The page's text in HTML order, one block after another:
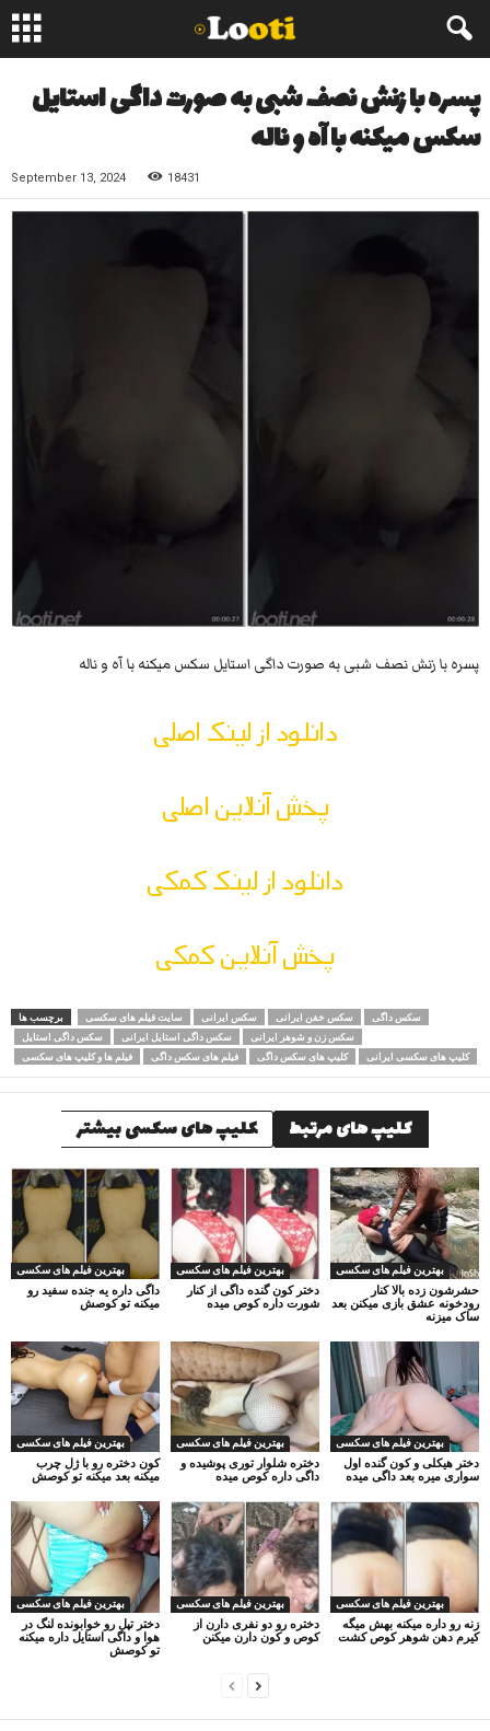
پسره با زنش نصف شبی به صورت داگی استایل
سکس میکنه با آه و ناله
September 13, 2024 18431
پسره با زنش نصف شبی به صورت داگی استایل سکس میکنه با آه و ناله
دانلود از لینک اصلی
پخش آنلاین اصلی
دانلود از لینک کمکی
پخش آنلاین کمکی
برچسب ها سایت فیلم های سکسی سکس ایرانی سکس خفن ایرانی
سکس داگی
سکس داگی استایل
سکس داگی استایل ایرانی
سکس زن و شوهر ایرانی
فیلم ها و کلیپ های سکسی
فیلم های سکس داگی کلیپ های سکس داگی کلیپ های سکسی ایرانی
کلیپ های مرتبط کلیپ های سکسی بیشتر
بهترین فیلم های سکسی
داگی داره یه جنده سفید رو
میکنه تو کوصش
بهترین فیلم های سکسی
دختر کون گنده داگی از کنار
شورت داره کوص میده
بهترین فیلم های سکسی
حشرشون زده بالا کنار
رودخونه عشق بازی میکنن بعد
ساک میزنه
بهترین فیلم های سکسی
کون دختره رو با ژل چرب
میکنه بعد میکنه تو کوصش
بهترین فیلم های سکسی
دختره شلوار توری پوشیده و
داگی داره کوص میده
بهترین فیلم های سکسی
دختر هیکلی و کون گنده اول
سواری میره بعد داگی میده
بهترین فیلم های سکسی
دختر تپل رو خوابونده لنگ در
هوا و داگی استایل داره میکنه
تو کوصش
بهترین فیلم های سکسی
دختره رو دو نفری دارن از
کوص و کون دارن میکنن
بهترین فیلم های سکسی
زنه رو داره میکنه بهش میگه
کیرم دهن شوهر کوص کشت